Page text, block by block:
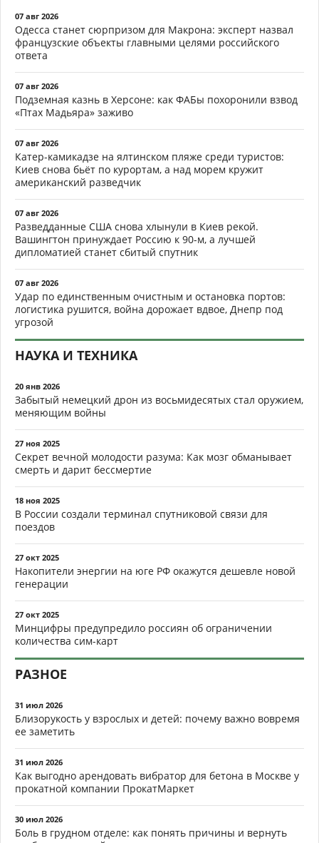
07 авг 2026
Одесса станет сюрпризом для Макрона: эксперт назвал
французские объекты главными целями российского
ответа
07 авг 2026
Подземная казнь в Херсоне: как ФАБы похоронили взвод
«Птах Мадьяра» заживо
07 авг 2026
Катер-камикадзе на ялтинском пляже среди туристов:
Киев снова бьёт по курортам, а над морем кружит
американский разведчик
07 авг 2026
Разведданные США снова хлынули в Киев рекой.
Вашингтон принуждает Россию к 90-м, а лучшей
дипломатией станет сбитый спутник
07 авг 2026
Удар по единственным очистным и остановка портов:
логистика рушится, война дорожает вдвое, Днепр под
угрозой
НАУКА И ТЕХНИКА
20 янв 2026
Забытый немецкий дрон из восьмидесятых стал оружием,
меняющим войны
27 ноя 2025
Секрет вечной молодости разума: Как мозг обманывает
смерть и дарит бессмертие
18 ноя 2025
В России создали терминал спутниковой связи для
поездов
27 окт 2025
Накопители энергии на юге РФ окажутся дешевле новой
генерации
27 окт 2025
Минцифры предупредило россиян об ограничении
количества сим-карт
РАЗНОЕ
31 июл 2026
Близорукость у взрослых и детей: почему важно вовремя
ее заметить
31 июл 2026
Как выгодно арендовать вибратор для бетона в Москве у
прокатной компании ПрокатМаркет
30 июл 2026
Боль в грудном отделе: как понять причины и вернуть